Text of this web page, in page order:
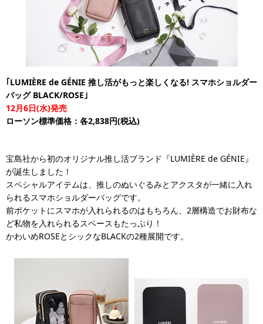
｢LUMIÈRE de GÉNIE 推し活がもっと楽しくなる! スマホショルダー
バッグ BLACK/ROSE｣
12月6日(水)発売
ローソン標準価格：各2,838円(税込)
宝島社から初のオリジナル推し活ブランド『LUMIÈRE de GÉNIE』
が誕生しました！
スペシャルアイテムは、推しのぬいぐるみとアクスタが一緒に入れ
られるスマホショルダーバッグです。
前ポケットにスマホが入れられるのはもちろん、2層構造でお財布な
ど私物を入れられるスペースもたっぷり！
かわいめROSEとシックなBLACKの2種展開です。